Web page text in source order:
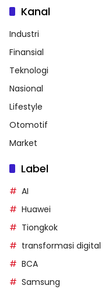
Kanal
Industri
Finansial
Teknologi
Nasional
Lifestyle
Otomotif
Market
Label
AI
Huawei
Tiongkok
transformasi digital
BCA
Samsung